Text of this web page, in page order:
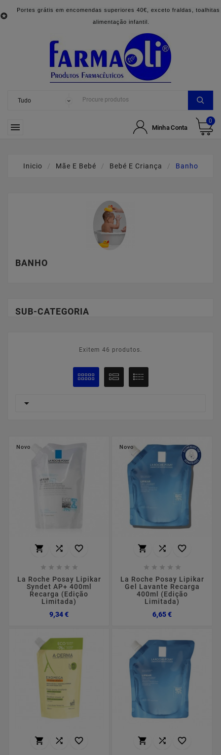

Portes grátis em encomendas superiores 40€, exceto fraldas, toalhitas
alimentação infantil.
 Minha Conta
0
Inicio Mãe E Bebé Bebé E Criança Banho
BANHO
SUB-CATEGORIA
Exitem 46 produtos.

Novo
  
    
La Roche Posay Lipikar
Syndet AP+ 400ml
Recarga (Edição
Limitada)
9,34 €Preço
Novo
  
    
La Roche Posay Lipikar
Gel Lavante Recarga
400ml (Edição
Limitada)
6,65 €Preço
     